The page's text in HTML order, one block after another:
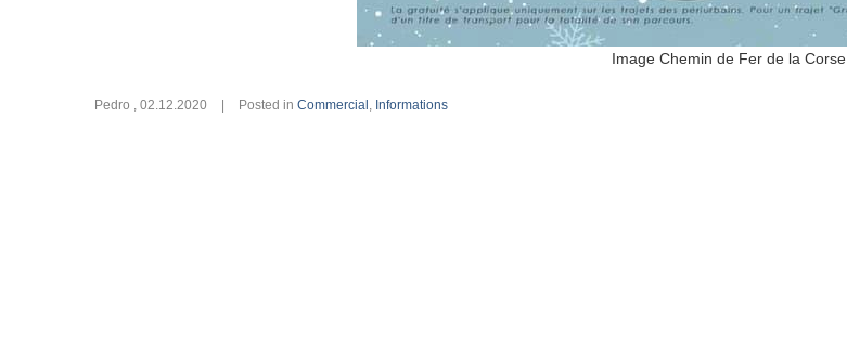
Image Chemin de Fer de la Corse
Pedro , 02.12.2020 Posted in Commercial , Informations